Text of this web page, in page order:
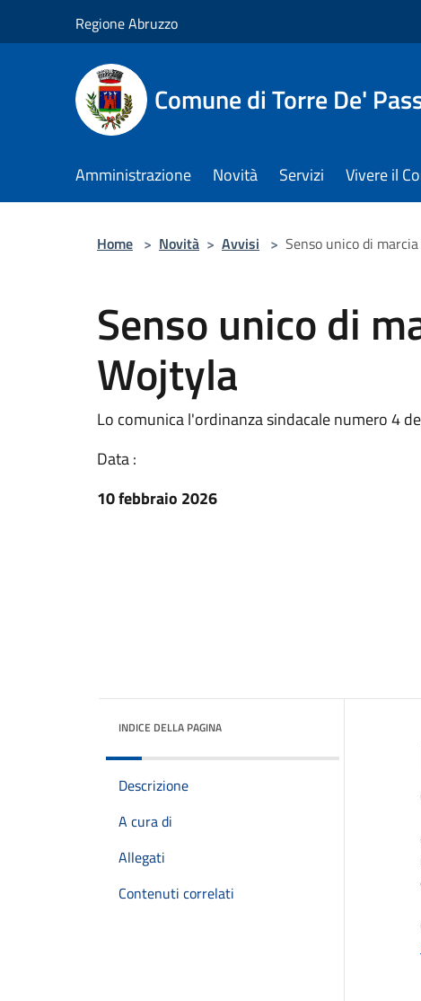
Regione Abruzzo
Comune di Torre De'
Amministrazione Novità Servizi Vivere il
Home > Novità > Avvisi > Senso unico di
Senso unico di
Wojtyla
Lo comunica l'ordinanza sindacale numero 4
Data :
10 febbraio 2026
INDICE DELLA PAGINA
Descrizione
A cura di
Allegati
Contenuti correlati